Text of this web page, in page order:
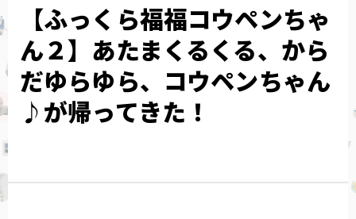
【ふっくら福福コウペンちゃ
ん２】あたまくるくる、から
だゆらゆら、コウペンちゃん
♪が帰ってきた！